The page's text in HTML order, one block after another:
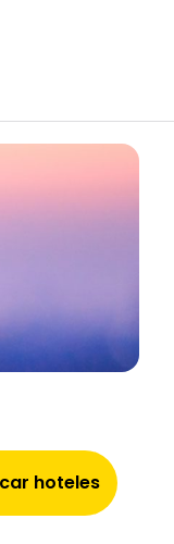
hoteles